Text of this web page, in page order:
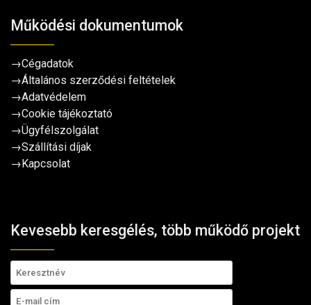
Működési dokumentumok
→Cégadatok
→Általános szerződési feltételek
→Adatvédelem
→Cookie tájékoztató
→Ügyfélszolgálat
→Szállítási díjak
→Kapcsolat
Kevesebb keresgélés, több működő projekt